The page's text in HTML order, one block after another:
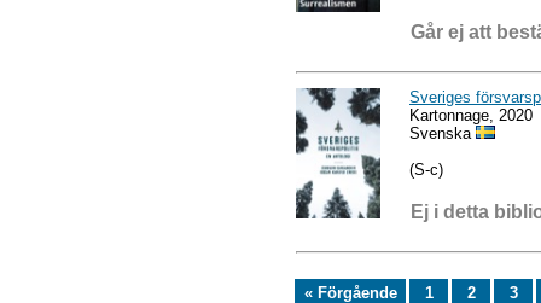
Går ej att
Sveriges
Kartonnage, 2020
Svenska
(S-c)
Ej i detta
« Förgående 1 2 3